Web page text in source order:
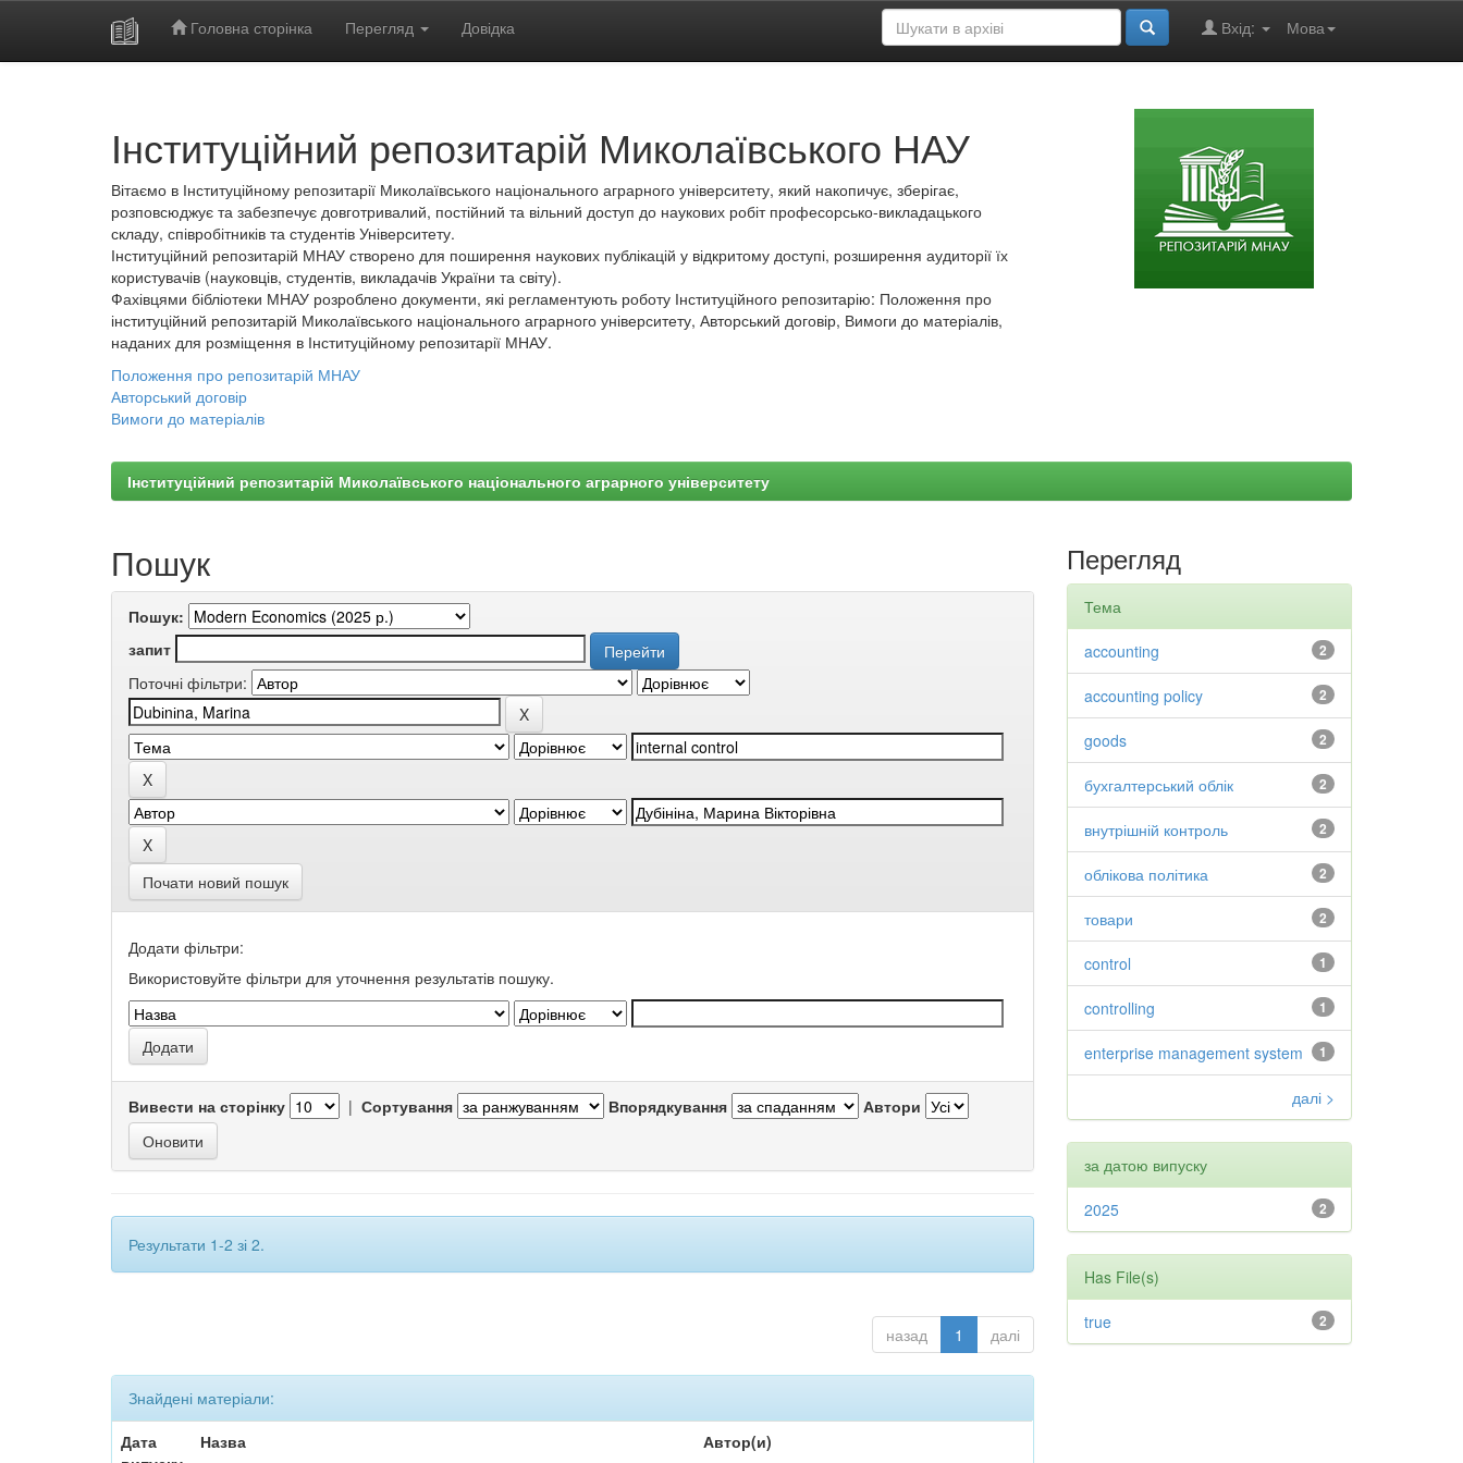
Головна сторінка Перегляд Довідка Мова
Вхід:
Інституційний репозитарій Миколаївського НАУ
Вітаємо в Інституційному репозитарії Миколаївського національного аграрного університету, який накопичує, зберігає,
розповсюджує та забезпечує довготривалий, постійний та вільний доступ до наукових робіт професорсько-викладацького
складу, співробітників та студентів Університету.
Інституційний репозитарій МНАУ створено для поширення наукових публікацій у відкритому доступі, розширення аудиторії їх
користувачів (науковців, студентів, викладачів України та світу).
Фахівцями бібліотеки МНАУ розроблено документи, які регламентують роботу Інституційного репозитарію: Положення про
інституційний репозитарій Миколаївського національного аграрного університету, Авторський договір, Вимоги до матеріалів,
наданих для розміщення в Інституційному репозитарії МНАУ.
Положення про репозитарій МНАУ
Авторський договір
Вимоги до матеріалів
Інституційний репозитарій Миколаївського національного аграрного університету
Пошук
Пошук:
запит
Поточні фільтри:
Почати новий пошук
Додати фільтри:
Використовуйте фільтри для уточнення результатів пошуку.
Вивести на сторінку | Сортування Впорядкування Автори
Результати 1-2 зі 2.
назад 1 далі
Знайдені матеріали:
Дата
Назва Автор(и)
Перегляд
Тема
2
accounting
2
accounting policy
2
goods
2
бухгалтерський облік
2
внутрішній контроль
2
облікова політика
2
товари
1
control
1
controlling
1
enterprise management system
далі >
за датою випуску
2
2025
Has File(s)
2
true